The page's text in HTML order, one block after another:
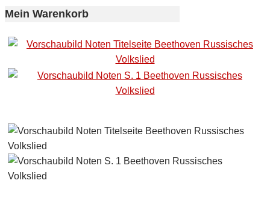
Mein Warenkorb